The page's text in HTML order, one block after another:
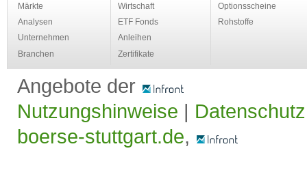
Märkte
Analysen
Unternehmen
Branchen
Wirtschaft
ETF Fonds
Anleihen
Zertifikate
Optionsscheine
Rohstoffe
Angebote der
Nutzungshinweise | Datenschutz
boerse-stuttgart.de,